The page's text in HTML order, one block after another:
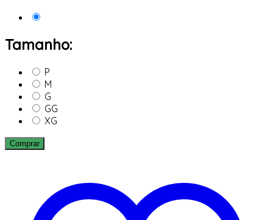
Tamanho:
P
M
G
GG
XG
Comprar